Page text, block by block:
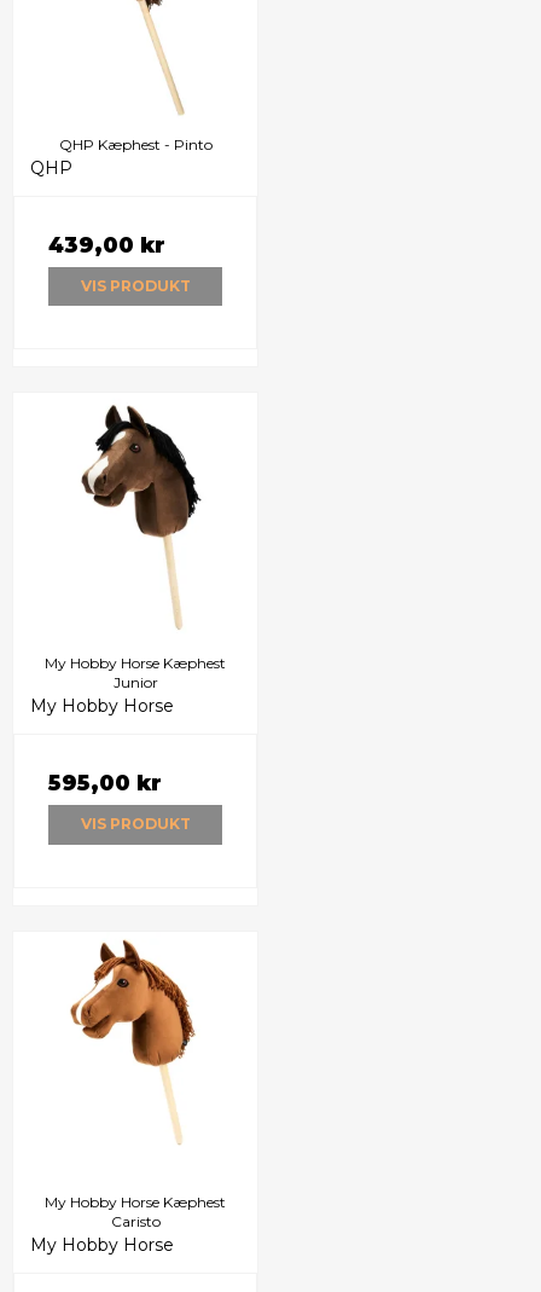
QHP Kæphest - Pinto
QHP
439,00 kr
VIS PRODUKT
My Hobby Horse Kæphest
Junior
My Hobby Horse
595,00 kr
VIS PRODUKT
My Hobby Horse Kæphest
Caristo
My Hobby Horse